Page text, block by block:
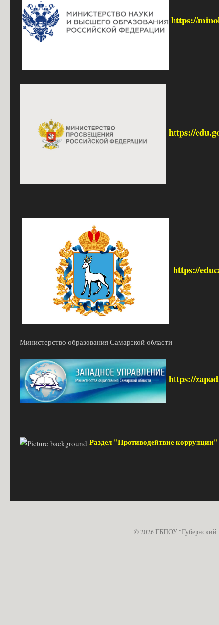
https://
https://
https://
Министерство образования Самарской области
https://
Раздел "Противодейтвие
© 2026 ГБПОУ "Губернский